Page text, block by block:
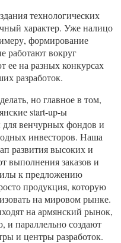
технологических
характер. Уже налицо
формирование
работают вокруг
ее на разных конкурсах
разработок.
но главное в том,
start-up-ы
венчурных фондов и
инвесторов. Наша
развития высоких и
заказов и
к предложению
продукция, которую
на мировом рынке.
на армянский рынок,
и параллельно создают
и центры разработок.